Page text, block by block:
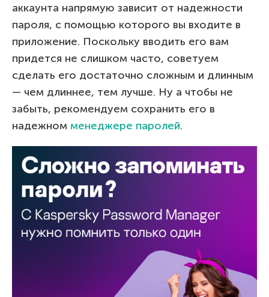
аккаунта напрямую зависит от надежности
пароля, с помощью которого вы входите в
приложение. Поскольку вводить его вам
придется не слишком часто, советуем
сделать его достаточно сложным и длинным
— чем длиннее, тем лучше. Ну а чтобы не
забыть, рекомендуем сохранить его в
надежном менеджере паролей.